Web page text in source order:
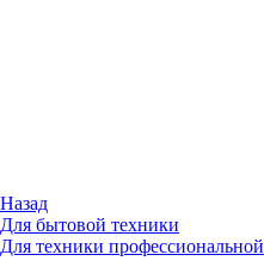
Назад
Для бытовой техники
Для техники профессиональной